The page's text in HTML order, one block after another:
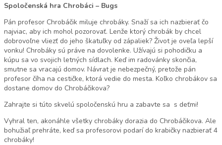
Spoločenská hra Chrobáci – Bugs
Pán profesor Chrobáčik miluje chrobáky. Snaží sa ich nazbierať čo
najviac, aby ich mohol pozorovať. Lenže ktorý chrobák by chcel
dobrovoľne vliezť do jeho škatuľky od zápaliek? Život je oveľa lepší
vonku! Chrobáky sú práve na dovolenke. Užívajú si pohodičku a
kúpu sa vo svojich letných sídlach. Keď im radovánky skončia,
smutne sa vracajú domov. Návrat je nebezpečný, pretože pán
profesor číha na cestičke, ktorá vedie do mesta. Koľko chrobákov sa
dostane domov do Chrobáčikova?
Zahrajte si túto skvelú spoločenskú hru a zabavte sa s deťmi!
Vyhral ten, akonáhle všetky chrobáky dorazia do Chrobáčikova. Ale
bohužiaľ prehráte, keď sa profesorovi podarí do krabičky nazbierať 4
chrobáky!